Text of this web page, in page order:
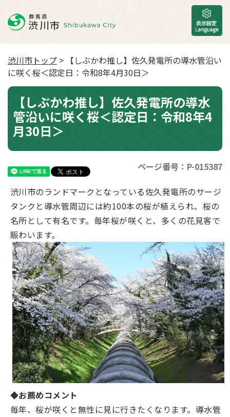
渋川市トップ > 【しぶかわ推し】佐久発電所の導水管沿い
に咲く桜＜認定日：令和8年4月30日＞
【しぶかわ推し】佐久発電所の導水
管沿いに咲く桜＜認定日：令和8年4
月30日＞
ページ番号：P-015387
渋川市のランドマークとなっている佐久発電所のサージ
タンクと導水管周辺には約100本の桜が植えられ、桜の
名所として有名です。毎年桜が咲くと、多くの花見客で
賑わいます。
◆お薦めコメント
毎年、桜が咲くと無性に見に行きたくなります。導水管